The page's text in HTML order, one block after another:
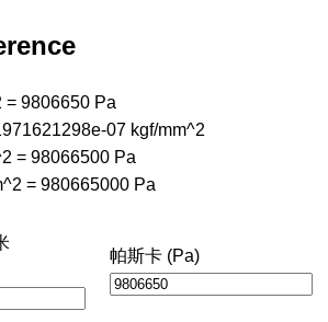
= 9806650 Pa
07 kgf/mm^2
= 98066500 Pa
= 980665000 Pa
帕斯卡 (Pa)